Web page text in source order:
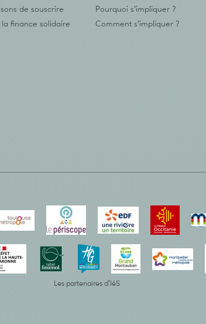
de souscrire
la finance solidaire
Pourquoi s’impliquer ?
Comment s’impliquer ?
Les partenaires d’IéS